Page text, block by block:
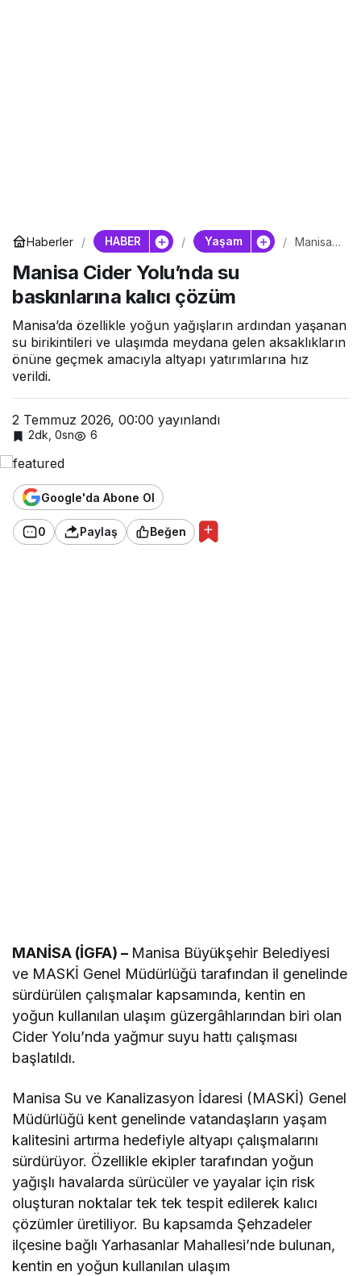
Haberler HABER Yaşam
Manisa
kalıcı
çözüm
Manisa Cider Yolu’nda su
baskınlarına kalıcı çözüm
Manisa’da özellikle yoğun yağışların ardından yaşanan
su birikintileri ve ulaşımda meydana gelen aksaklıkların
önüne geçmek amacıyla altyapı yatırımlarına hız
verildi.
2 Temmuz 2026, 00:00 yayınlandı
2dk, 0sn 6
Google'da Abone Ol
0 Paylaş Beğen
MANİSA (İGFA) – Manisa Büyükşehir Belediyesi
ve MASKİ Genel Müdürlüğü tarafından il genelinde
sürdürülen çalışmalar kapsamında, kentin en
yoğun kullanılan ulaşım güzergâhlarından biri olan
Cider Yolu’nda yağmur suyu hattı çalışması
başlatıldı.
Manisa Su ve Kanalizasyon İdaresi (MASKİ) Genel
Müdürlüğü kent genelinde vatandaşların yaşam
kalitesini artırma hedefiyle altyapı çalışmalarını
sürdürüyor. Özellikle ekipler tarafından yoğun
yağışlı havalarda sürücüler ve yayalar için risk
oluşturan noktalar tek tek tespit edilerek kalıcı
çözümler üretiliyor. Bu kapsamda Şehzadeler
ilçesine bağlı Yarhasanlar Mahallesi’nde bulunan,
kentin en yoğun kullanılan ulaşım